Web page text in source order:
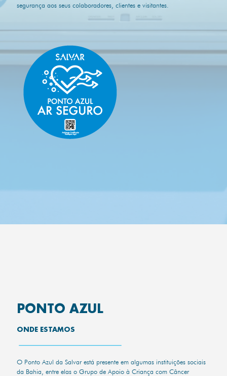
segurança aos seus colaboradores, clientes e visitantes.
PONTO AZUL
ONDE ESTAMOS
O Ponto Azul da Salvar está presente em algumas instituições sociais
da Bahia, entre elas o Grupo de Apoio à Criança com Câncer